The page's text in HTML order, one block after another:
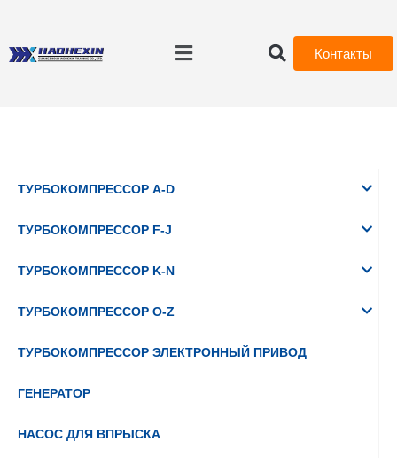
Контакты
ТУРБОКОМПРЕССОР A-D
ТУРБОКОМПРЕССОР F-J
ТУРБОКОМПРЕССОР K-N
ТУРБОКОМПРЕССОР O-Z
ТУРБОКОМПРЕССОР ЭЛЕКТРОННЫЙ ПРИВОД
ГЕНЕРАТОР
НАСОС ДЛЯ ВПРЫСКА